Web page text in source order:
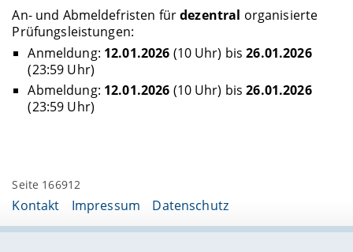
An- und Abmeldefristen fürdezentral organisierte
Prüfungsleistungen:
Anmeldung: 12.01.2026 (10 Uhr) bis26.01.2026
(23:59 Uhr)
Abmeldung: 12.01.2026 (10 Uhr) bis26.01.2026
(23:59 Uhr)
Seite 166912
Kontakt Impressum Datenschutz